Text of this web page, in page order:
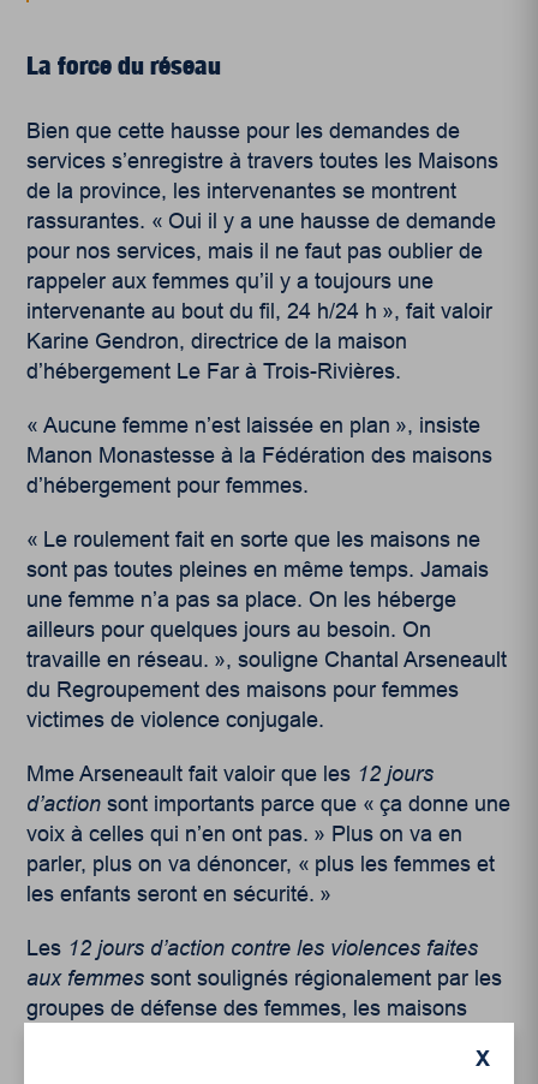
La force du réseau
Bien que cette hausse pour les demandes de
services s’enregistre à travers toutes les Maisons
de la province, les intervenantes se montrent
rassurantes. « Oui il y a une hausse de demande
pour nos services, mais il ne faut pas oublier de
rappeler aux femmes qu’il y a toujours une
intervenante au bout du fil, 24 h/24 h », fait valoir
Karine Gendron, directrice de la maison
d’hébergement Le Far à Trois-Rivières.
« Aucune femme n’est laissée en plan », insiste
Manon Monastesse à la Fédération des maisons
d’hébergement pour femmes.
« Le roulement fait en sorte que les maisons ne
sont pas toutes pleines en même temps. Jamais
une femme n’a pas sa place. On les héberge
ailleurs pour quelques jours au besoin. On
travaille en réseau. », souligne Chantal Arseneault
du Regroupement des maisons pour femmes
victimes de violence conjugale.
Mme Arseneault fait valoir que les 12 jours
d’action sont importants parce que « ça donne une
voix à celles qui n’en ont pas. » Plus on va en
parler, plus on va dénoncer, « plus les femmes et
les enfants seront en sécurité. »
Les 12 jours d’action contre les violences faites
aux femmes sont soulignés régionalement par les
groupes de défense des femmes, les maisons
X